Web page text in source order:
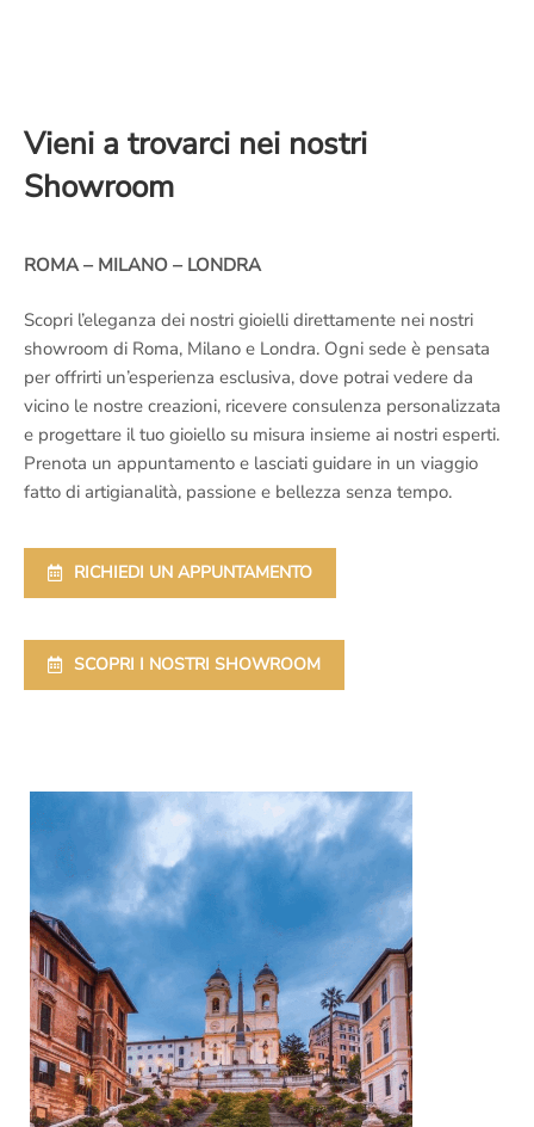
Vieni a trovarci nei nostri
Showroom
ROMA – MILANO – LONDRA
Scopri l’eleganza dei nostri gioielli direttamente nei nostri
showroom di Roma, Milano e Londra. Ogni sede è pensata
per offrirti un’esperienza esclusiva, dove potrai vedere da
vicino le nostre creazioni, ricevere consulenza personalizzata
e progettare il tuo gioiello su misura insieme ai nostri esperti.
Prenota un appuntamento e lasciati guidare in un viaggio
fatto di artigianalità, passione e bellezza senza tempo.
RICHIEDI UN APPUNTAMENTO
SCOPRI I NOSTRI SHOWROOM